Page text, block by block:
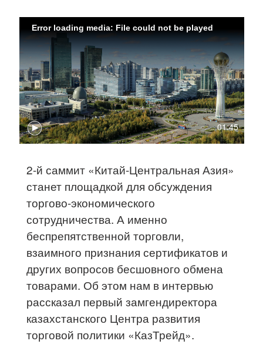
01:45
Error loading media: File could not be played
2-й саммит «Китай-Центральная Азия»
станет площадкой для обсуждения
торгово-экономического
сотрудничества. А именно
беспрепятственной торговли,
взаимного признания сертификатов и
других вопросов бесшовного обмена
товарами. Об этом нам в интервью
рассказал первый замгендиректора
казахстанского Центра развития
торговой политики «КазТрейд».